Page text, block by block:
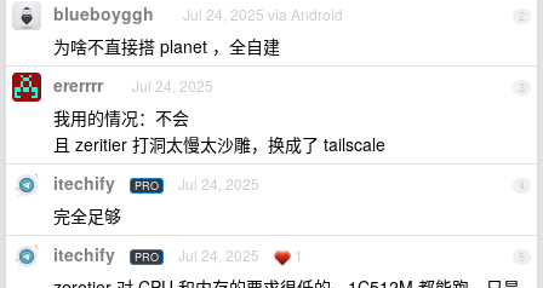
2
blueboyggh Jul 24, 2025 via Android
为啥不直接搭 planet ，全自建
3
ererrrr Jul 24, 2025
我用的情况：不会
且 zeritier 打洞太慢太沙雕，换成了 tailscale
4
itechify PRO Jul 24, 2025
完全足够
5
itechify PRO Jul 24, 2025 1